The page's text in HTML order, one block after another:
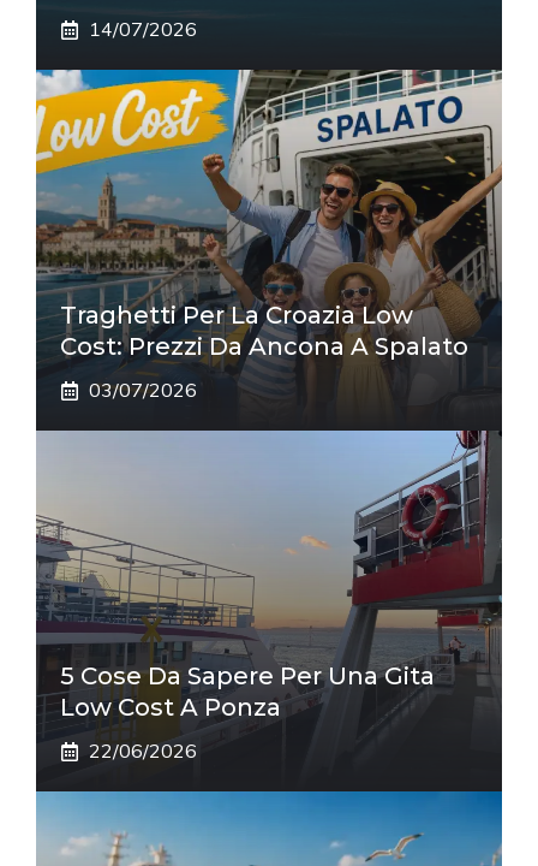
14/07/2026
Traghetti Per La Croazia Low
Cost: Prezzi Da Ancona A Spalato
03/07/2026
5 Cose Da Sapere Per Una Gita
Low Cost A Ponza
22/06/2026